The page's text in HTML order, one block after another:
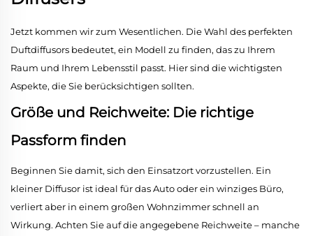
Jetzt kommen wir zum Wesentlichen. Die Wahl des perfekten
Duftdiffusors bedeutet, ein Modell zu finden, das zu Ihrem
Raum und Ihrem Lebensstil passt. Hier sind die wichtigsten
Aspekte, die Sie berücksichtigen sollten.
Größe und Reichweite: Die richtige
Passform finden
Beginnen Sie damit, sich den Einsatzort vorzustellen. Ein
kleiner Diffusor ist ideal für das Auto oder ein winziges Büro,
verliert aber in einem großen Wohnzimmer schnell an
Wirkung. Achten Sie auf die angegebene Reichweite – manche